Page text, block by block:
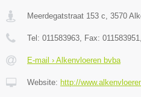
Meerdegatstraat 153 c 3570
Tel: 011583963 , Fax: 011583951
E-mail › Alkenvloeren bvba
Website: http://